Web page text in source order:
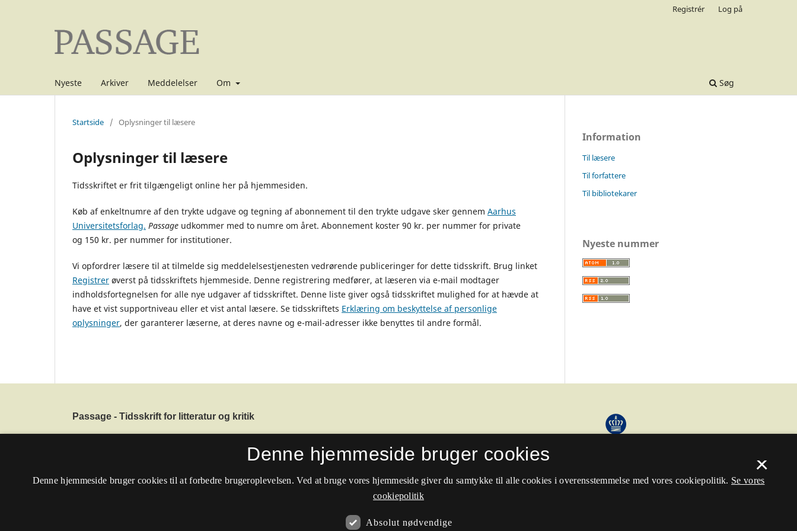
Nyeste Arkiver Meddelelser Om Søg
Registrér Log på
Startside / Oplysninger til læsere
Oplysninger til læsere
Tidsskriftet er frit tilgængeligt online her på hjemmesiden.
Køb af enkeltnumre af den trykte udgave og tegning af abonnement til den trykte udgave sker gennem Aarhus
Universitetsforlag. Passage udkommer med to numre om året. Abonnement koster 90 kr. per nummer for private
og 150 kr. per nummer for institutioner.
Vi opfordrer læsere til at tilmelde sig meddelelsestjenesten vedrørende publiceringer for dette tidsskrift. Brug linket
Registrer øverst på tidsskriftets hjemmeside. Denne registrering medfører, at læseren via e-mail modtager
indholdsfortegnelsen for alle nye udgaver af tidsskriftet. Denne liste giver også tidsskriftet mulighed for at hævde at
have et vist supportniveau eller et vist antal læsere. Se tidsskriftets Erklæring om beskyttelse af personlige
oplysninger, der garanterer læserne, at deres navne og e-mail-adresser ikke benyttes til andre formål.
Information
Til læsere
Til forfattere
Til bibliotekarer
Nyeste nummer
Passage - Tidsskrift for litteratur og kritik
×
Denne hjemmeside bruger cookies
Denne hjemmeside bruger cookies til at forbedre brugeroplevelsen. Ved at bruge vores hjemmeside giver du samtykke til alle cookies i overensstemmelse med vores cookiepolitik. Se vores
cookiepolitik
Absolut nødvendige